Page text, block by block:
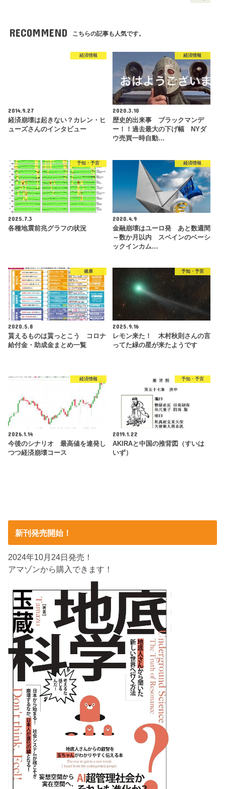
RECOMMEND こちらの記事も人気です。
経済情報
2014.9.27
経済崩壊は起きない？カレン・ヒ
ューズさんのインタビュー
経済情報
2020.3.10
歴史的出来事 ブラックマンデ
ー！！過去最大の下げ幅 NYダ
ウ売買一時自動…
予知・予言
2025.7.3
各種地震前兆グラフの状況
経済情報
2020.4.9
金融崩壊はユーロ発 あと数週間
～数か月以内 スペインのベーシ
ックインカム…
健康
2020.5.8
貰えるものは貰っとこう コロナ
給付金・助成金まとめ一覧
予知・予言
2025.9.16
レモン来た！ 木村秋則さんの言
ってた緑の星が来たようです
経済情報
2026.1.14
今後のシナリオ 最高値を連発し
つつ経済崩壊コース
予知・予言
2019.1.22
AKIRAと中国の推背図（すいは
いず）
新刊発売開始！
2024年10月24日発売！
アマゾンから購入できます！